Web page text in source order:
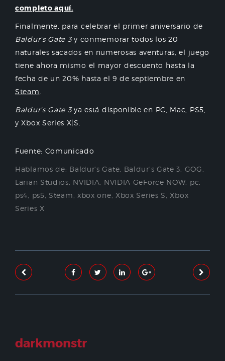
completo aquí.
Finalmente, para celebrar el primer aniversario de
Baldur’s Gate 3y conmemorar todos los 20
naturales sacados en numerosas aventuras, el juego
tiene ahora mismo el mayor descuento hasta la
fecha de un 20% hasta el 9 de septiembre en
Steam
Baldur’s Gate 3ya está disponible en PC, Mac, PS5,
y Xbox Series X|S.
Fuente: Comunicado
Hablamos de: Baldur's Gate Baldur’s Gate 3 GOG
Larian Studios NVIDIA NVIDIA GeForce NOW pc
ps4
ps5 ,Steam xbox one Xbox Series S
Xbox
Series X
darkmonstr